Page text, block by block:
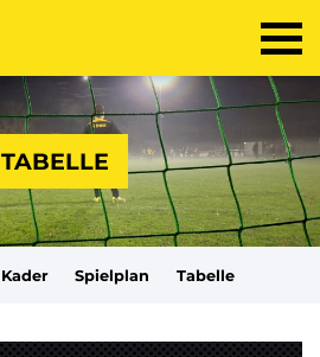
TABELLE
Kader Spielplan Tabelle